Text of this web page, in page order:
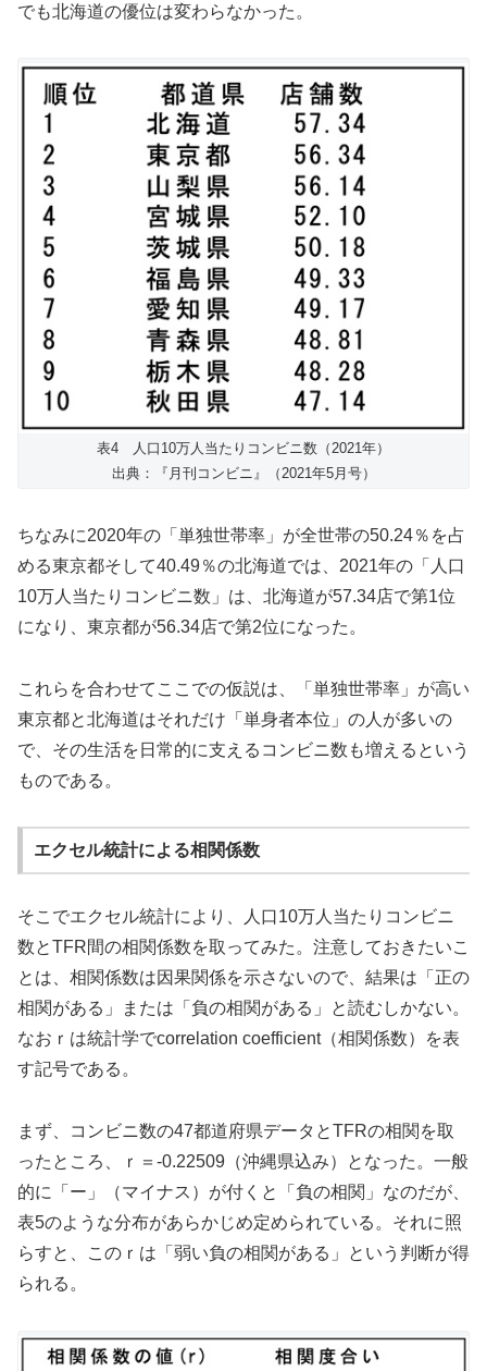
でも北海道の優位は変わらなかった。
表4 人口10万人当たりコンビニ数（2021年）
出典：『月刊コンビニ』（2021年5月号）
ちなみに2020年の「単独世帯率」が全世帯の50.24％を占
める東京都そして40.49％の北海道では、2021年の「人口
10万人当たりコンビニ数」は、北海道が57.34店で第1位
になり、東京都が56.34店で第2位になった。
これらを合わせてここでの仮説は、「単独世帯率」が高い
東京都と北海道はそれだけ「単身者本位」の人が多いの
で、その生活を日常的に支えるコンビニ数も増えるという
ものである。
エクセル統計による相関係数
そこでエクセル統計により、人口10万人当たりコンビニ
数とTFR間の相関係数を取ってみた。注意しておきたいこ
とは、相関係数は因果関係を示さないので、結果は「正の
相関がある」または「負の相関がある」と読むしかない。
なおｒは統計学でcorrelation coefficient（相関係数）を表
す記号である。
まず、コンビニ数の47都道府県データとTFRの相関を取
ったところ、ｒ＝-0.22509（沖縄県込み）となった。一般
的に「ー」（マイナス）が付くと「負の相関」なのだが、
表5のような分布があらかじめ定められている。それに照
らすと、このｒは「弱い負の相関がある」という判断が得
られる。